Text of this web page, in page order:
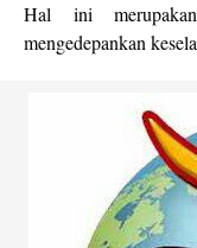
Hal ini
mengedepankan